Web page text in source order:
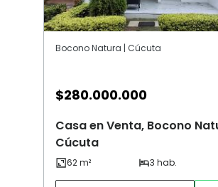
Bocono Natura | Cúcuta
$280.000.000
Casa en Venta, Bocono
Cúcuta